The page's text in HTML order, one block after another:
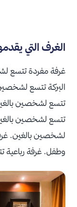
الغرف التي
غرفة مفردة تتسع
البركة تتسع
تتسع لشخصين
تتسع لشخصين
وطفل. غرفة رباعية تتسع حتى 4